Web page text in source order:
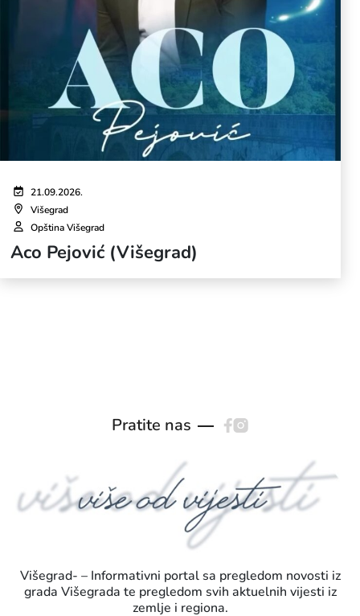
21.09.2026.
Višegrad
Opština Višegrad
Aco Pejović (Višegrad)
Pratite nas
Višegrad- – Informativni portal sa pregledom novosti iz
grada Višegrada te pregledom svih aktuelnih vijesti iz
zemlje i regiona.